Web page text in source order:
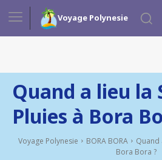
Voyage Polynesie
Quand a lieu la
Pluies à Bora
Voyage Polynesie BORA BORA
Quand
Bora Bora ?